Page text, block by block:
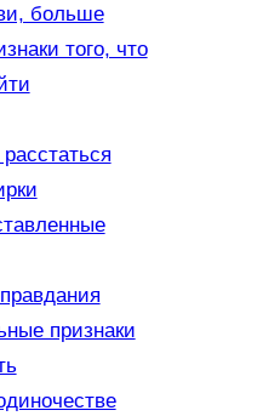
больше
того, что
признаки